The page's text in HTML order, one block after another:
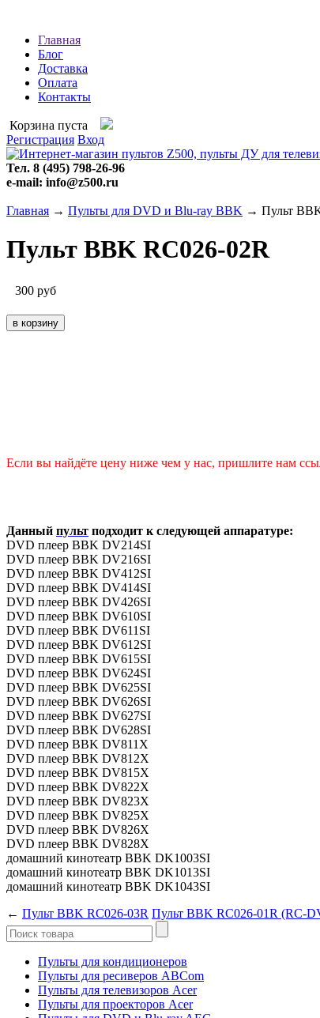
Главная
Блог
Доставка
Оплата
Контакты
Корзина пуста
Регистрация Вход
Тел. 8 (495) 798-26-96
e-mail: info@z500.ru
Главная → Пульты для DVD и Blu-ray BBK → Пульт
Пульт BBK RC026-02R
300 руб
Если вы найдёте цену ниже чем у нас, пришлите нам
Данный пульт подходит к следующей аппаратуре:
DVD плеер BBK DV214SI
DVD плеер BBK DV216SI
DVD плеер BBK DV412SI
DVD плеер BBK DV414SI
DVD плеер BBK DV426SI
DVD плеер BBK DV610SI
DVD плеер BBK DV611SI
DVD плеер BBK DV612SI
DVD плеер BBK DV615SI
DVD плеер BBK DV624SI
DVD плеер BBK DV625SI
DVD плеер BBK DV626SI
DVD плеер BBK DV627SI
DVD плеер BBK DV628SI
DVD плеер BBK DV811X
DVD плеер BBK DV812X
DVD плеер BBK DV815X
DVD плеер BBK DV822X
DVD плеер BBK DV823X
DVD плеер BBK DV825X
DVD плеер BBK DV826X
DVD плеер BBK DV828X
домашний кинотеатр BBK DK1003SI
домашний кинотеатр BBK DK1013SI
домашний кинотеатр BBK DK1043SI
← Пульт BBK RC026-03R Пульт BBK RC026-01R (RC-
Пульты для кондиционеров
Пульты для ресиверов ABCom
Пульты для телевизоров Acer
Пульты для проекторов Acer